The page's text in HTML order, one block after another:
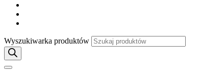
Wyszukiwarka produktów